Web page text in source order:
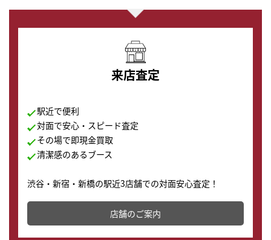
来店査定
駅近で便利
対面で安心・スピード査定
その場で即現金買取
清潔感のあるブース
渋谷・新宿・新橋の駅近3店舗での対面安心査定！
その場で現金買取致します。渋谷本店では、時計販売の
店舗を併設しており、下取りに出してお得に新しい時計
の購入もできます♪
店舗のご案内